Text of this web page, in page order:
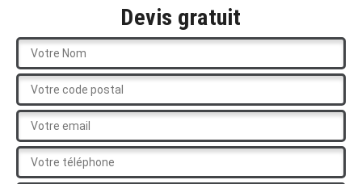
Devis gratuit